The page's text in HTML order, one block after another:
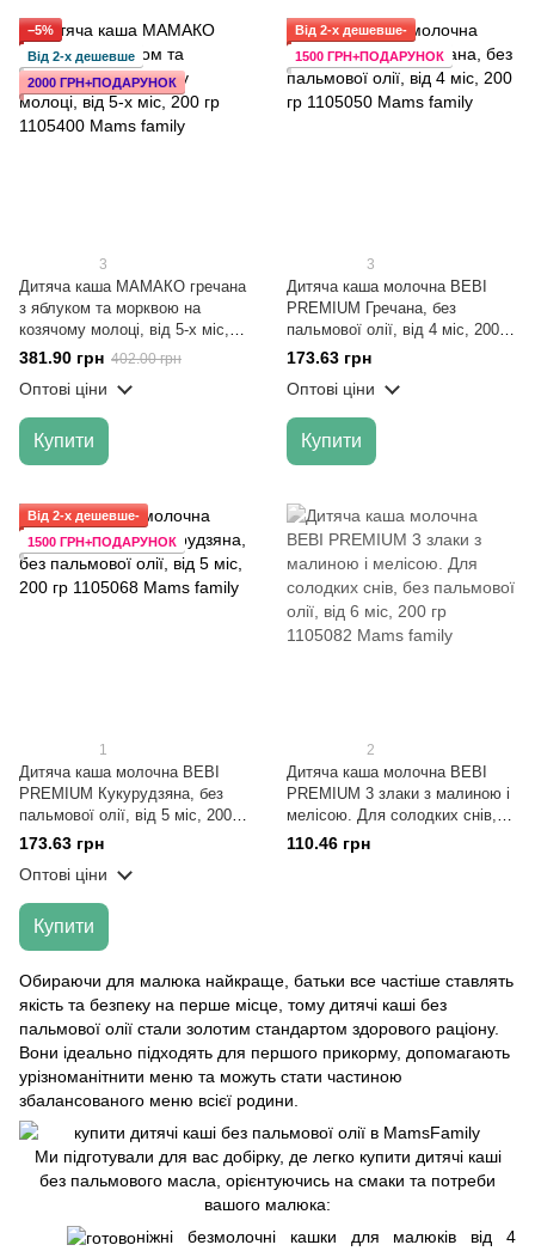
−5%
Від 2-х дешевше
2000 ГРН+ПОДАРУНОК
3
Дитяча каша МАМАКО гречана
з яблуком та морквою на
козячому молоці, від 5-х міс,
200 гр
381.90 грн 402.00 грн
Оптові ціни
Купити
Від 2-х дешевше-
1500 ГРН+ПОДАРУНОК
3
Дитяча каша молочна BEBI
PREMIUM Гречана, без
пальмової олії, від 4 міс, 200
гр
173.63 грн
Оптові ціни
Купити
Від 2-х дешевше-
1500 ГРН+ПОДАРУНОК
1
Дитяча каша молочна BEBI
PREMIUM Кукурудзяна, без
пальмової олії, від 5 міс, 200
гр
173.63 грн
Оптові ціни
Купити
2
Дитяча каша молочна BEBI
PREMIUM 3 злаки з малиною і
мелісою. Для солодких снів,
без пальмової олії, від 6 міс,
110.46 грн
Обираючи для малюка найкраще, батьки все частіше ставлять
якість та безпеку на перше місце, тому дитячі каші без
пальмової олії стали золотим стандартом здорового раціону.
Вони ідеально підходять для першого прикорму, допомагають
урізноманітнити меню та можуть стати частиною
збалансованого меню всієї родини.
Ми підготували для вас добірку, де легко купити дитячі каші
без пальмового масла, орієнтуючись на смаки та потреби
вашого малюка:
ніжні безмолочні кашки для малюків від 4